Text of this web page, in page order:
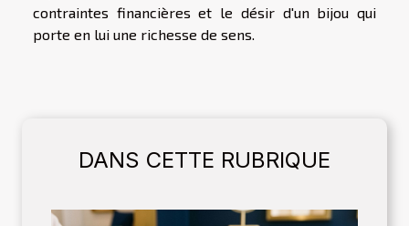
contraintes financières et le désir d'un bijou qui
porte en lui une richesse de sens.
DANS CETTE RUBRIQUE